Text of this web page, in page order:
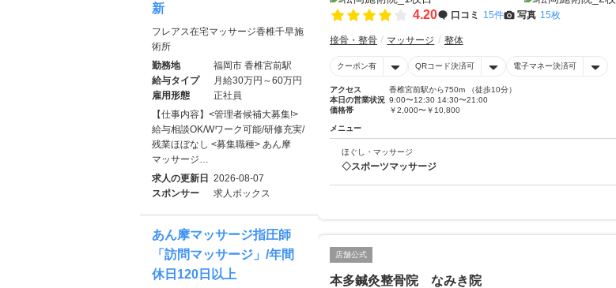
4.20 口コミ 15件 写真 15枚
接骨・整骨 マッサージ 整体
クーポン有 QRコード決済可 電子マネー決済可
アクセス
香椎宮前駅から750m （徒歩10分）
本日の営業状況 9:00〜12:30 14:30〜21:00
価格帯
￥2,000〜￥10,800
メニュー
ほぐし・マッサージ
◇スポーツマッサージ
店舗公式
本多鍼灸整骨院 なみき院
新
フレアス在宅マッサージ香椎千早施
術所
勤務地
福岡市 香椎宮前駅
給与タイプ
月給30万円～60万円
雇用形態
正社員
【仕事内容】<管理者候補大募集!>
給与相談OK/Wワーク可能/研修充実/
残業ほぼなし <募集職種> あん摩
マッサージ…
求人の更新日 2026-08-07
スポンサー
求人ボックス
あん摩マッサージ指圧師
「訪問マッサージ」/年間
休日120日以上